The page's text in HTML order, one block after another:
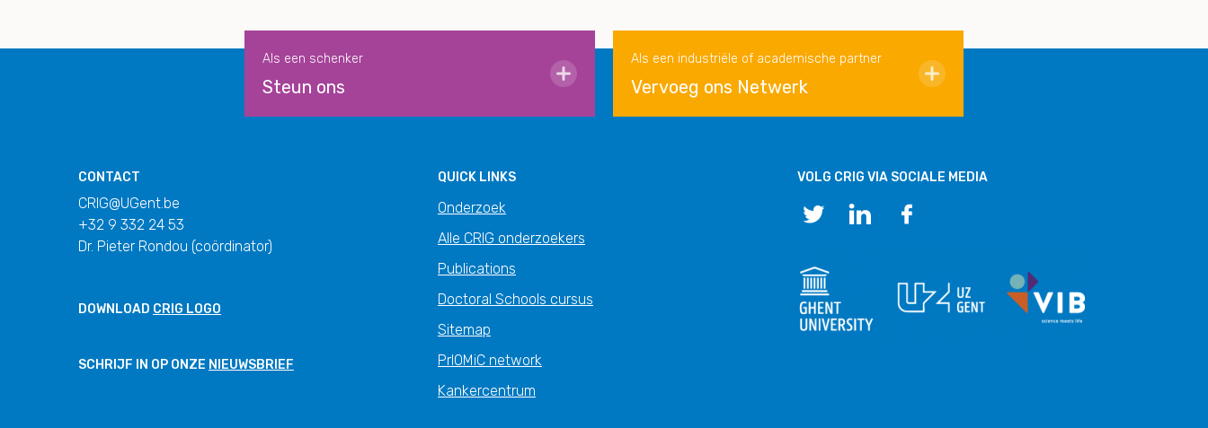
Als een schenker
Steun ons
Als een industriële of academische partner
Vervoeg ons Netwerk
CONTACT
CRIG@UGent.be
+32 9 332 24 53
Dr. Pieter Rondou (coördinator)
DOWNLOAD CRIG LOGO
SCHRIJF IN OP ONZE NIEUWSBRIEF
QUICK LINKS
Onderzoek
Alle CRIG onderzoekers
Publications
Doctoral Schools cursus
Sitemap
PrIOMiC network
Kankercentrum
VOLG CRIG VIA SOCIALE MEDIA